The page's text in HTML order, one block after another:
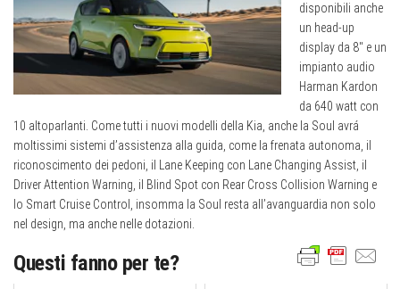
disponibili anche
un head-up
display da 8″ e un
impianto audio
Harman Kardon
da 640 watt con
10 altoparlanti. Come tutti i nuovi modelli della Kia, anche la Soul avrá
moltissimi sistemi d’assistenza alla guida, come la frenata autonoma, il
riconoscimento dei pedoni, il Lane Keeping con Lane Changing Assist, il
Driver Attention Warning, il Blind Spot con Rear Cross Collision Warning e
lo Smart Cruise Control, insomma la Soul resta all’avanguardia non solo
nel design, ma anche nelle dotazioni.
Questi fanno per te?